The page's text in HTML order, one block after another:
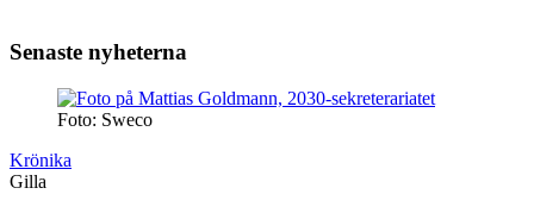
Senaste nyheterna
Foto: Sweco
Krönika
Gilla